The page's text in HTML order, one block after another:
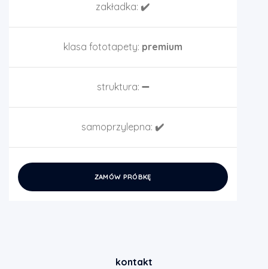
zakładka: ✔️
klasa fototapety: premium
struktura: ➖
samoprzylepna: ✔️
ZAMÓW PRÓBKĘ
kontakt